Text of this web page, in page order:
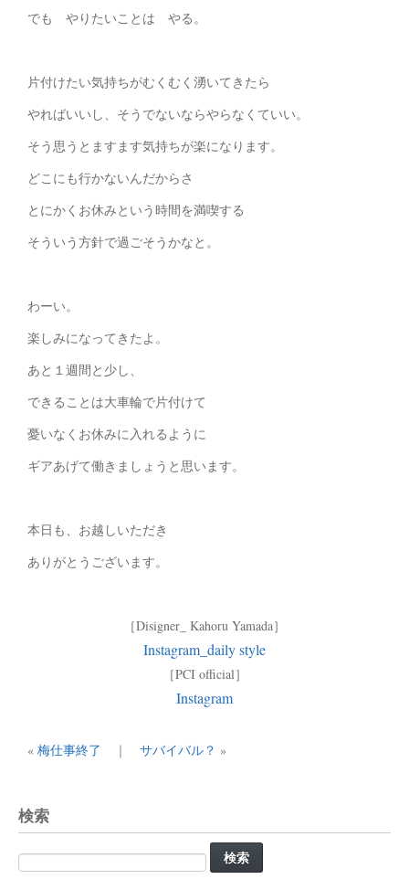
でも やりたいことは やる。
片付けたい気持ちがむくむく湧いてきたら
やればいいし、そうでないならやらなくていい。
そう思うとますます気持ちが楽になります。
どこにも行かないんだからさ
とにかくお休みという時間を満喫する
そういう方針で過ごそうかなと。
わーい。
楽しみになってきたよ。
あと１週間と少し、
できることは大車輪で片付けて
憂いなくお休みに入れるように
ギアあげて働きましょうと思います。
本日も、お越しいただき
ありがとうございます。
［Disigner_ Kahoru Yamada］
Instagram_daily style
［PCI official］
Instagram
« 梅仕事終了 ｜ サバイバル？ »
検索
検
索: